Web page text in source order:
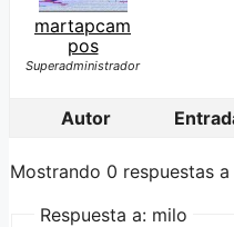
martapcam
pos
Superadministrador
Autor
Mostrando 0 respuestas
Respuesta a: milo